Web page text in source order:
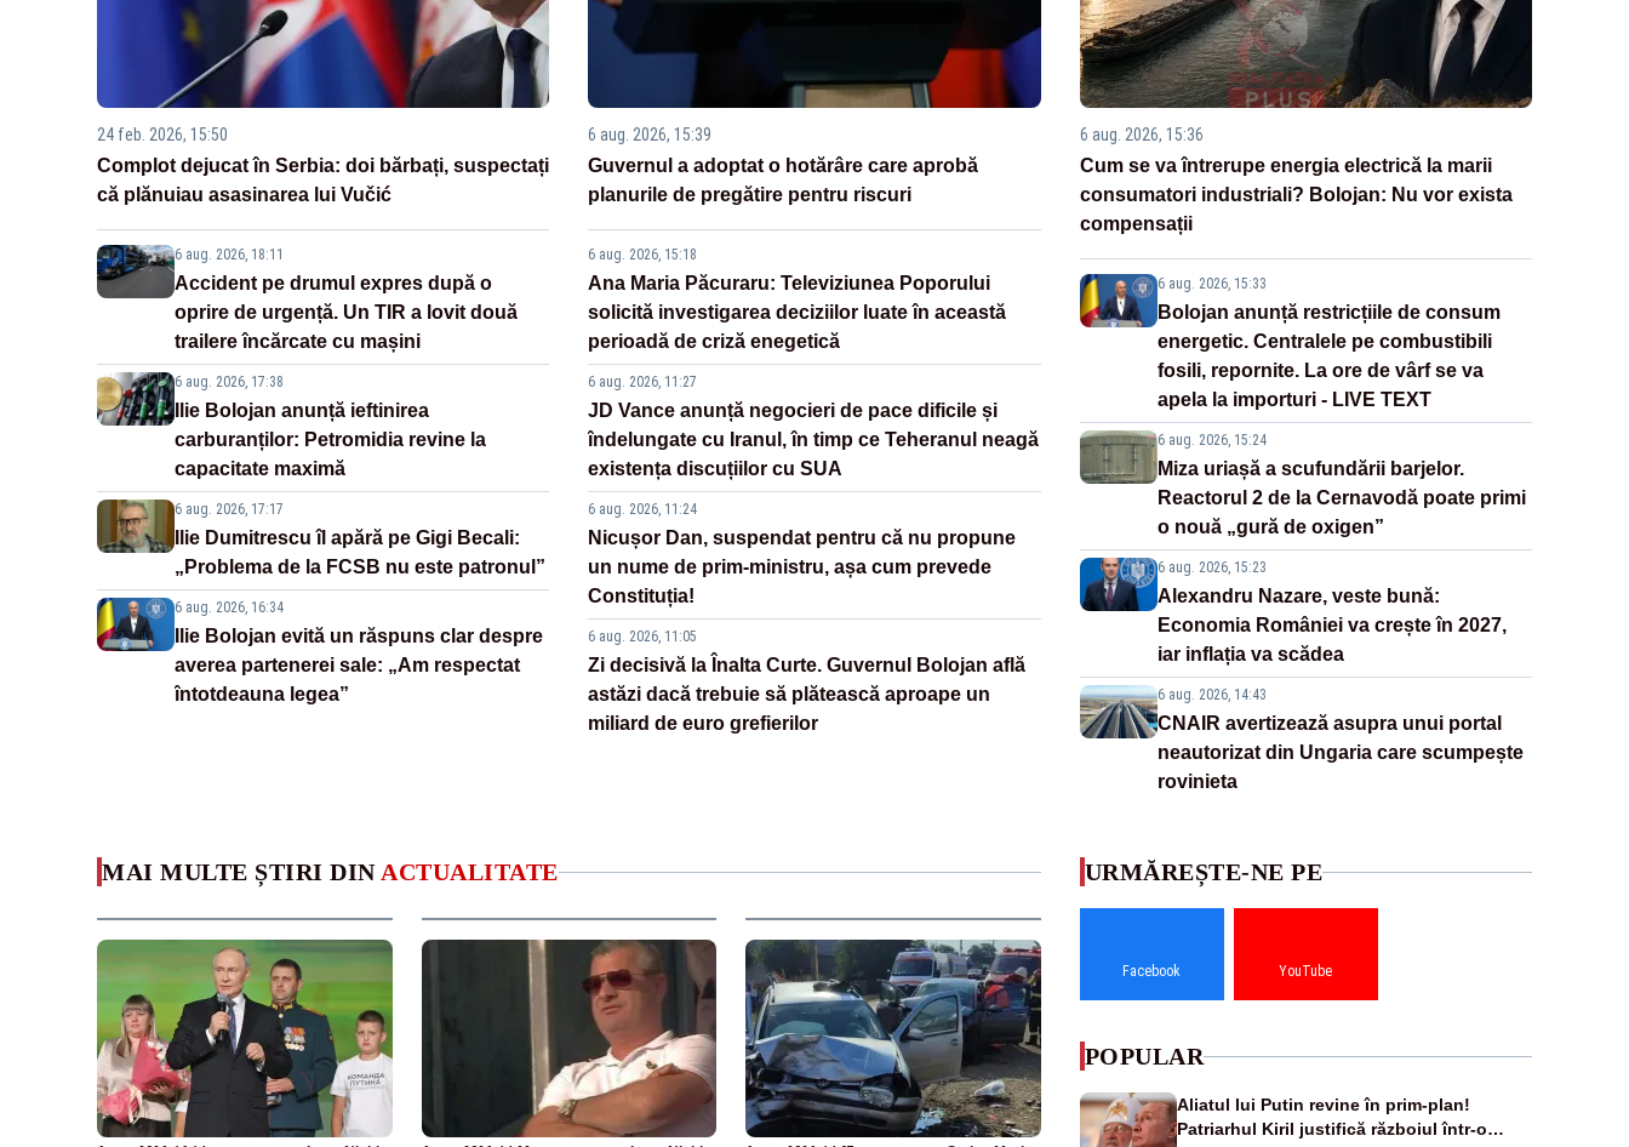
24 feb. 2026, 15:50
Complot dejucat în Serbia: doi bărbați, suspectați
că plănuiau asasinarea lui Vučić
6 aug. 2026, 18:11
Accident pe drumul expres după o
oprire de urgență. Un TIR a lovit două
trailere încărcate cu mașini
6 aug. 2026, 17:38
Ilie Bolojan anunță ieftinirea
carburanților: Petromidia revine la
capacitate maximă
6 aug. 2026, 17:17
Ilie Dumitrescu îl apără pe Gigi Becali:
„Problema de la FCSB nu este patronul”
6 aug. 2026, 16:34
Ilie Bolojan evită un răspuns clar despre
averea partenerei sale: „Am respectat
întotdeauna legea”
6 aug. 2026, 15:39
Guvernul a adoptat o hotărâre care aprobă
planurile de pregătire pentru riscuri
6 aug. 2026, 15:18
Ana Maria Păcuraru: Televiziunea Poporului
solicită investigarea deciziilor luate în această
perioadă de criză enegetică
6 aug. 2026, 11:27
JD Vance anunță negocieri de pace dificile și
îndelungate cu Iranul, în timp ce Teheranul neagă
existența discuțiilor cu SUA
6 aug. 2026, 11:24
Nicușor Dan, suspendat pentru că nu propune
un nume de prim-ministru, așa cum prevede
Constituția!
6 aug. 2026, 11:05
Zi decisivă la Înalta Curte. Guvernul Bolojan află
astăzi dacă trebuie să plătească aproape un
miliard de euro grefierilor
6 aug. 2026, 15:36
Cum se va întrerupe energia electrică la marii
consumatori industriali? Bolojan: Nu vor exista
compensații
6 aug. 2026, 15:33
Bolojan anunță restricțiile de consum
energetic. Centralele pe combustibili
fosili, repornite. La ore de vârf se va
apela la importuri - LIVE TEXT
6 aug. 2026, 15:24
Miza uriașă a scufundării barjelor.
Reactorul 2 de la Cernavodă poate primi
o nouă „gură de oxigen”
6 aug. 2026, 15:23
Alexandru Nazare, veste bună:
Economia României va crește în 2027,
iar inflația va scădea
6 aug. 2026, 14:43
CNAIR avertizează asupra unui portal
neautorizat din Ungaria care scumpește
rovinieta
MAI MULTE ȘTIRI DIN ACTUALITATE URMĂREȘTE-NE PE
Facebook YouTube
POPULAR
Aliatul lui Putin revine în prim-plan!
Patriarhul Kiril justifică războiul într-o